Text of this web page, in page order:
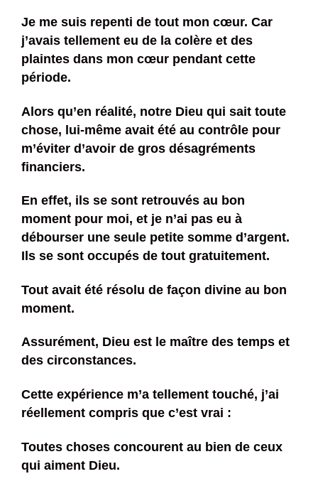
Je me suis repenti de tout mon cœur. Car
j’avais tellement eu de la colère et des
plaintes dans mon cœur pendant cette
période.
Alors qu’en réalité, notre Dieu qui sait toute
chose, lui-même avait été au contrôle pour
m’éviter d’avoir de gros désagréments
financiers.
En effet, ils se sont retrouvés au bon
moment pour moi, et je n’ai pas eu à
débourser une seule petite somme d’argent.
Ils se sont occupés de tout gratuitement.
Tout avait été résolu de façon divine au bon
moment.
Assurément, Dieu est le maître des temps et
des circonstances.
Cette expérience m’a tellement touché, j’ai
réellement compris que c’est vrai :
Toutes choses concourent au bien de ceux
qui aiment Dieu.